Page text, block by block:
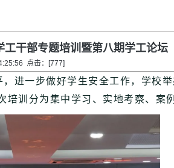
干部专题培训暨第八期学工论坛
点击：[777]
进一步做好学生安全工作，学校
训分为集中学习、实地考察、案